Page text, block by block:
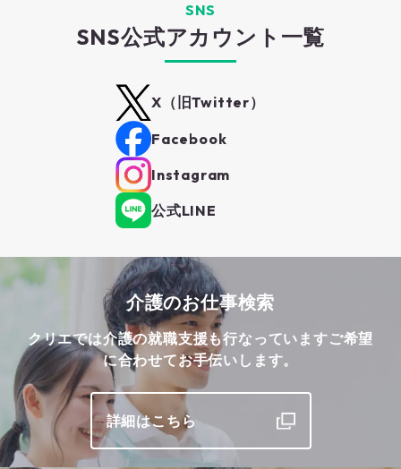
SNS
SNS公式アカウント一覧
公式LINE
Instagram
Facebook
X（旧Twitter）
介護のお仕事検索
クリエでは介護の就職支援も行なっていますご希望
に合わせてお手伝いします。
詳細はこちら